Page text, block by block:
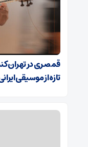
قمصری در تهران
تازه از موسیقی